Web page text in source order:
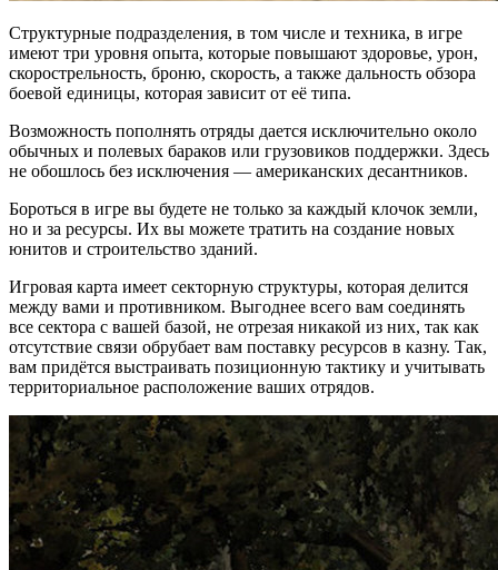
Структурные подразделения, в том числе и техника, в игре
имеют три уровня опыта, которые повышают здоровье, урон,
скорострельность, броню, скорость, а также дальность обзора
боевой единицы, которая зависит от её типа.
Возможность пополнять отряды дается исключительно около
обычных и полевых бараков или грузовиков поддержки. Здесь
не обошлось без исключения — американских десантников.
Бороться в игре вы будете не только за каждый клочок земли,
но и за ресурсы. Их вы можете тратить на создание новых
юнитов и строительство зданий.
Игровая карта имеет секторную структуры, которая делится
между вами и противником. Выгоднее всего вам соединять
все сектора с вашей базой, не отрезая никакой из них, так как
отсутствие связи обрубает вам поставку ресурсов в казну. Так,
вам придётся выстраивать позиционную тактику и учитывать
территориальное расположение ваших отрядов.